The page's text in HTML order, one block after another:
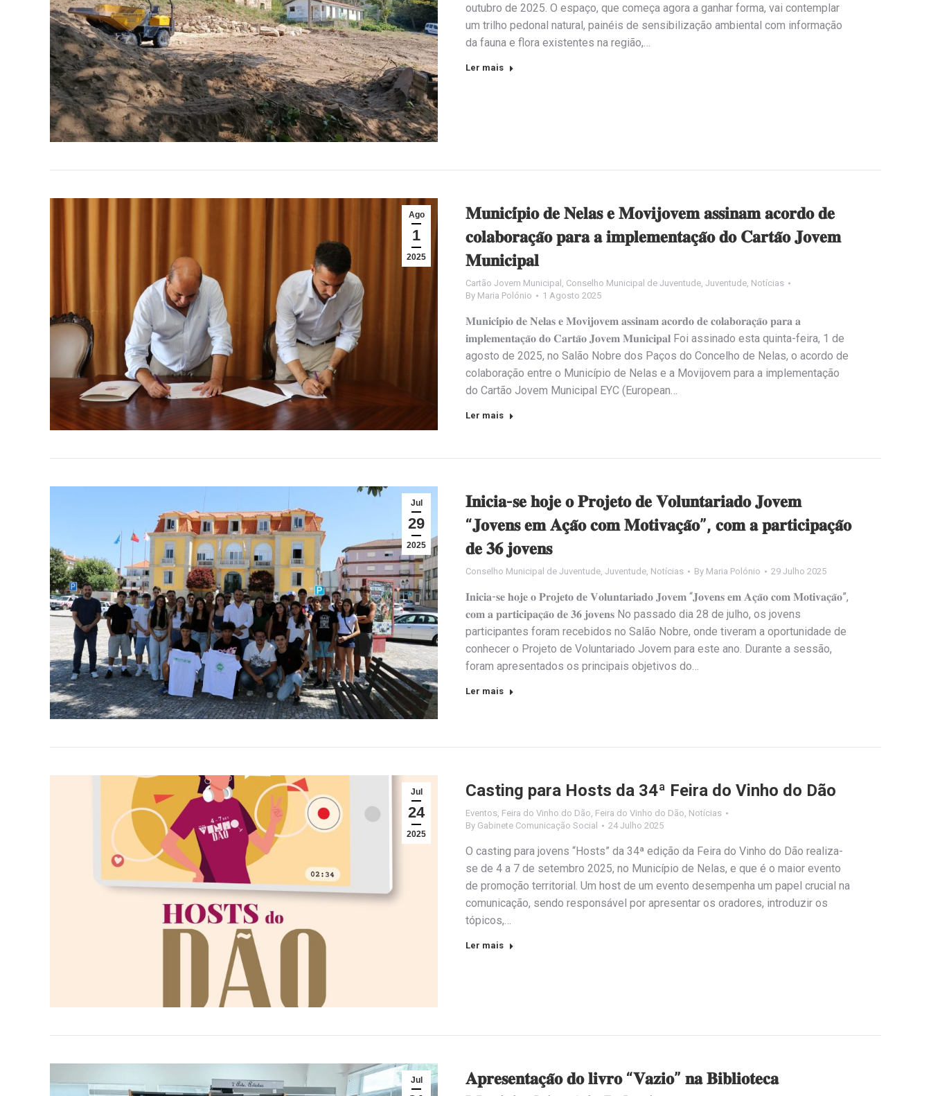
outubro de 2025. O espaço, que começa agora a ganhar forma, vai contemplar
um trilho pedonal natural, painéis de sensibilização ambiental com informação
da fauna e flora existentes na região,…
Ler mais
Ago
1
2025
𝐌𝐮𝐧𝐢𝐜𝐢́𝐩𝐢𝐨 𝐝𝐞 𝐍𝐞𝐥𝐚𝐬 𝐞 𝐌𝐨𝐯𝐢𝐣𝐨𝐯𝐞𝐦 𝐚𝐬𝐬𝐢𝐧𝐚𝐦 𝐚𝐜𝐨𝐫𝐝𝐨 𝐝𝐞
𝐜𝐨𝐥𝐚𝐛𝐨𝐫𝐚𝐜̧𝐚̃𝐨 𝐩𝐚𝐫𝐚 𝐚 𝐢𝐦𝐩𝐥𝐞𝐦𝐞𝐧𝐭𝐚𝐜̧𝐚̃𝐨 𝐝𝐨 𝐂𝐚𝐫𝐭𝐚̃𝐨 𝐉𝐨𝐯𝐞𝐦
𝐌𝐮𝐧𝐢𝐜𝐢𝐩𝐚𝐥
Cartão Jovem Municipal , Conselho Municipal de Juventude, Juventude, Notícias
By Maria Polónio 1 Agosto 2025
𝐌𝐮𝐧𝐢𝐜𝐢́𝐩𝐢𝐨 𝐝𝐞 𝐍𝐞𝐥𝐚𝐬 𝐞 𝐌𝐨𝐯𝐢𝐣𝐨𝐯𝐞𝐦 𝐚𝐬𝐬𝐢𝐧𝐚𝐦 𝐚𝐜𝐨𝐫𝐝𝐨 𝐝𝐞 𝐜𝐨𝐥𝐚𝐛𝐨𝐫𝐚𝐜̧𝐚̃𝐨 𝐩𝐚𝐫𝐚 𝐚
𝐢𝐦𝐩𝐥𝐞𝐦𝐞𝐧𝐭𝐚𝐜̧𝐚̃𝐨 𝐝𝐨 𝐂𝐚𝐫𝐭𝐚̃𝐨 𝐉𝐨𝐯𝐞𝐦 𝐌𝐮𝐧𝐢𝐜𝐢𝐩𝐚𝐥 Foi assinado esta quinta-feira, 1 de
agosto de 2025, no Salão Nobre dos Paços do Concelho de Nelas, o acordo de
colaboração entre o Município de Nelas e a Movijovem para a implementação
do Cartão Jovem Municipal EYC (European…
Ler mais
Jul
29
2025
𝐈𝐧𝐢𝐜𝐢𝐚-𝐬𝐞 𝐡𝐨𝐣𝐞 𝐨 𝐏𝐫𝐨𝐣𝐞𝐭𝐨 𝐝𝐞 𝐕𝐨𝐥𝐮𝐧𝐭𝐚𝐫𝐢𝐚𝐝𝐨 𝐉𝐨𝐯𝐞𝐦
“𝐉𝐨𝐯𝐞𝐧𝐬 𝐞𝐦 𝐀𝐜̧𝐚̃𝐨 𝐜𝐨𝐦 𝐌𝐨𝐭𝐢𝐯𝐚𝐜̧𝐚̃𝐨”, 𝐜𝐨𝐦 𝐚 𝐩𝐚𝐫𝐭𝐢𝐜𝐢𝐩𝐚𝐜̧𝐚̃𝐨
𝐝𝐞 𝟑𝟔 𝐣𝐨𝐯𝐞𝐧𝐬
Conselho Municipal de Juventude, Juventude, Notícias By Maria Polónio 29 Julho 2025
𝐈𝐧𝐢𝐜𝐢𝐚-𝐬𝐞 𝐡𝐨𝐣𝐞 𝐨 𝐏𝐫𝐨𝐣𝐞𝐭𝐨 𝐝𝐞 𝐕𝐨𝐥𝐮𝐧𝐭𝐚𝐫𝐢𝐚𝐝𝐨 𝐉𝐨𝐯𝐞𝐦 “𝐉𝐨𝐯𝐞𝐧𝐬 𝐞𝐦 𝐀𝐜̧𝐚̃𝐨 𝐜𝐨𝐦 𝐌𝐨𝐭𝐢𝐯𝐚𝐜̧𝐚̃𝐨”,
𝐜𝐨𝐦 𝐚 𝐩𝐚𝐫𝐭𝐢𝐜𝐢𝐩𝐚𝐜̧𝐚̃𝐨 𝐝𝐞 𝟑𝟔 𝐣𝐨𝐯𝐞𝐧𝐬 No passado dia 28 de julho, os jovens
participantes foram recebidos no Salão Nobre, onde tiveram a oportunidade de
conhecer o Projeto de Voluntariado Jovem para este ano. Durante a sessão,
foram apresentados os principais objetivos do…
Ler mais
Jul
24
2025
Casting para Hosts da 34ª Feira do Vinho do Dão
Eventos Feira do Vinho do Dão Feira do Vinho do Dão Notícias
By Gabinete Comunicação Social 24 Julho 2025
O casting para jovens “Hosts” da 34ª edição da Feira do Vinho do Dão realiza-
se de 4 a 7 de setembro 2025, no Município de Nelas, e que é o maior evento
de promoção territorial. Um host de um evento desempenha um papel crucial na
comunicação, sendo responsável por apresentar os oradores, introduzir os
tópicos,…
Ler mais
Jul
𝐀𝐩𝐫𝐞𝐬𝐞𝐧𝐭𝐚𝐜̧𝐚̃𝐨 𝐝𝐨 𝐥𝐢𝐯𝐫𝐨 “𝐕𝐚𝐳𝐢𝐨” 𝐧𝐚 𝐁𝐢𝐛𝐥𝐢𝐨𝐭𝐞𝐜𝐚